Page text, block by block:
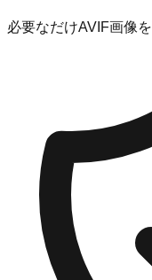
必要なだけAVIF画像